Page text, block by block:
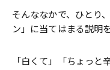
そんななかで、ひとり
ン」に当てはまる説明
「白くて」「ちょっと